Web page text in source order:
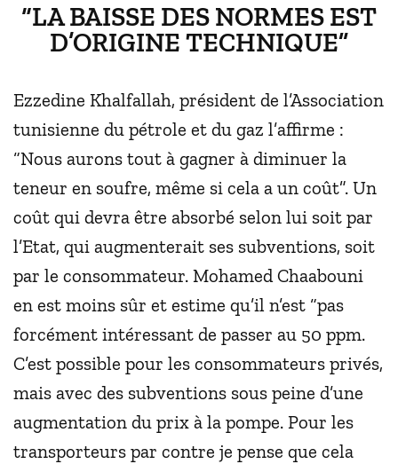
“LA BAISSE DES NORMES EST
D’ORIGINE TECHNIQUE”
Ezzedine Khalfallah, président de l’Association
tunisienne du pétrole et du gaz l’affirme :
“Nous aurons tout à gagner à diminuer la
teneur en soufre, même si cela a un coût”. Un
coût qui devra être absorbé selon lui soit par
l’Etat, qui augmenterait ses subventions, soit
par le consommateur. Mohamed Chaabouni
en est moins sûr et estime qu’il n’est “pas
forcément intéressant de passer au 50 ppm.
C’est possible pour les consommateurs privés,
mais avec des subventions sous peine d’une
augmentation du prix à la pompe. Pour les
transporteurs par contre je pense que cela